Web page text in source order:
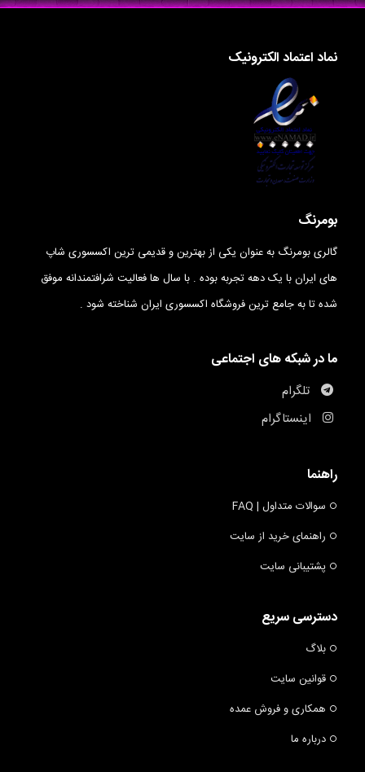
نماد اعتماد الکترونیک
بومرنگ
گالری بومرنگ به عنوان یکی از بهترین و قدیمی ترین اکسسوری شاپ
های ایران با یک دهه تجربه بوده . با سال ها فعالیت شرافتمندانه موفق
شده تا به جامع ترین فروشگاه اکسسوری ایران شناخته شود .
ما در شبکه های اجتماعی
تلگرام
اینستاگرام
راهنما
سوالات متداول | FAQ
راهنمای خرید از سایت
پشتیبانی سایت
دسترسی سریع
بلاگ
قوانین سایت
همکاری و فروش عمده
درباره ما